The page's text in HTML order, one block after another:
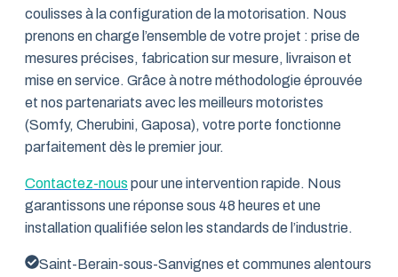
coulisses à la configuration de la motorisation. Nous
prenons en charge l’ensemble de votre projet : prise de
mesures précises, fabrication sur mesure, livraison et
mise en service. Grâce à notre méthodologie éprouvée
et nos partenariats avec les meilleurs motoristes
(Somfy, Cherubini, Gaposa), votre porte fonctionne
parfaitement dès le premier jour.
Contactez-nous pour une intervention rapide. Nous
garantissons une réponse sous 48 heures et une
installation qualifiée selon les standards de l’industrie.
Saint-Berain-sous-Sanvignes et communes alentours